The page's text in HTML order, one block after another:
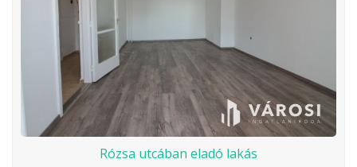
Rózsa utcában eladó lakás